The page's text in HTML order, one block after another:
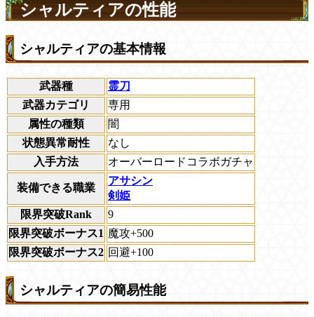
シャルティアの性能
シャルティアの基本情報
武器種
霊刀
武器カテゴリ
専用
属性の種類
闇
状態異常耐性
なし
入手方法
オーバーロードコラボガチャ
装備できる職業
アサシン
剣姫
限界突破Rank
9
限界突破ボーナス1 魔攻+500
限界突破ボーナス2 回避+100
シャルティアの簡易性能